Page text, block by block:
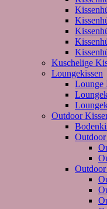
Kuschelige
Loungekissen
Lounge
Outdoor
Outdoor